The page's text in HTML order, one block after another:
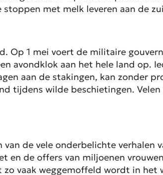
stoppen met melk leveren aan de
Op 1 mei voert de militaire
avondklok aan het hele land op.
aan de stakingen, kan zonder
tijdens wilde beschietingen.
de vele onderbelichte
en de offers van miljoenen
vaak weggemoffeld wordt in het